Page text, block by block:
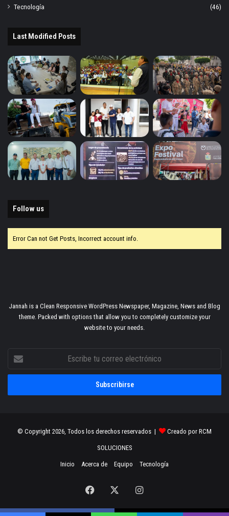
Tecnología
(46)
Last Modified Posts
Follow us
Error Can not Get Posts, Incorrect account info.
Jannah is a Clean Responsive WordPress Newspaper, Magazine, News and Blog
theme. Packed with options that allow you to completely customize your
website to your needs.
correo
© Copyright 2026, Todos los derechos reservados | Creado por RCM
SOLUCIONES
Inicio Acerca de Equipo Tecnología
Facebook Instagram